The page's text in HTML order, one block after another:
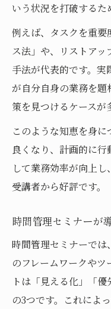
いう状況を打破するた
例えば、タスクを重要
ス法」や、リストア
手法が代表的です。
が自分自身の業務を
策を見つけるケースが
このような知恵を身
良くなり、計画的に
して業務効率が向上
受講者から好評です。
時間管理セミナーが
時間管理セミナーでは
のフレームワークや
トは「見える化」「優
の3つです。これによ